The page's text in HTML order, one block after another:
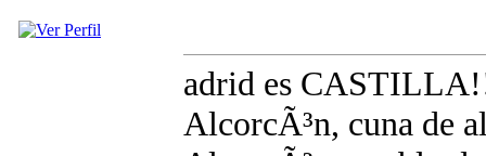
adrid es
AlcorcÃ³n, cuna de